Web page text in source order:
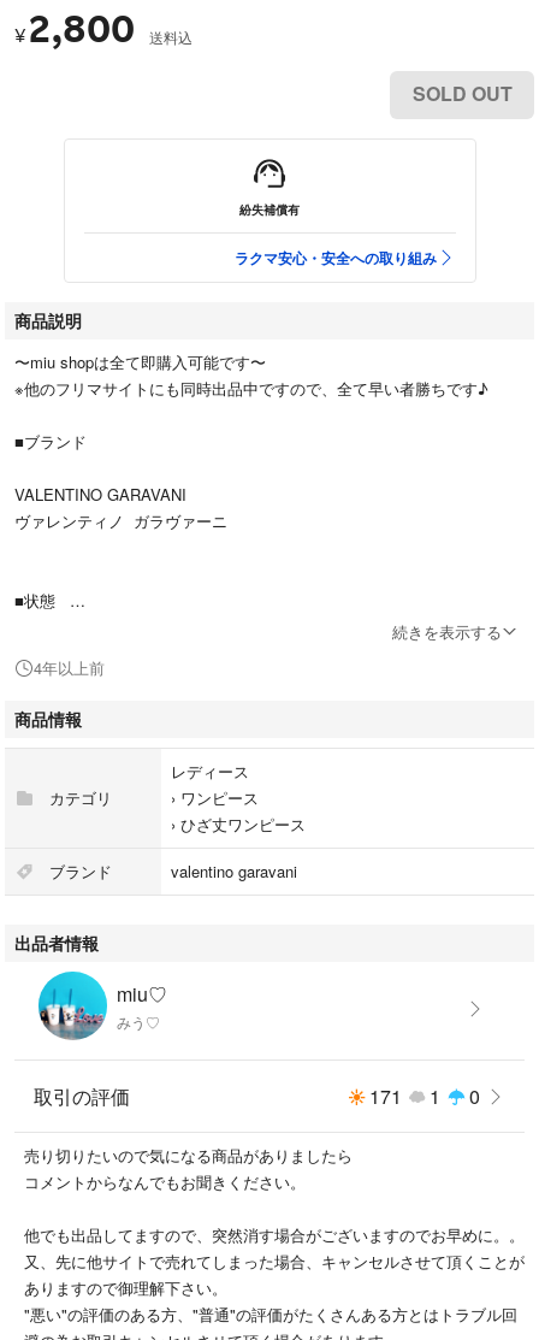
¥ 2,800 送料込
SOLD OUT
紛失補償有
ラクマ安心・安全への取り組み
商品説明
〜miu shopは全て即購入可能です〜
※他のフリマサイトにも同時出品中ですので、全て早い者勝ちです♪
■ブランド
VALENTINO GARAVANI
ヴァレンティノ ガラヴァーニ
■状態
■サイズ
表記...記載なし？ 下記採寸サイズでご確認くださいませ♪
身幅...45cm
総丈...90cm
■デザイン
ウエストもキュッとなってるので着痩せ効果があります♪
普段着からデート着、仕事着にもとても重宝する一品かと思います♡
3cm以内に収まるよう圧縮し、発送用ビニール袋に入れ発送致します♪
基本的に24時間以内発送致します！
その他、発送方法にご希望ありましたら、ご購入前にコメントいただける
と幸いです。
■タグ
この他にも、80s 90s ヴィンテージ古着、メンズライク、US古着、シャ
続きを表示する
4年以上前
商品情報
カテゴリ
レディース
› ワンピース
› ひざ丈ワンピース
ブランド valentino garavani
出品者情報
miu♡
みう♡
取引の評価 171 1 0
売り切りたいので気になる商品がありましたら
コメントからなんでもお聞きください。
他でも出品してますので、突然消す場合がございますのでお早めに。。
又、先に他サイトで売れてしまった場合、キャンセルさせて頂くことが
ありますので御理解下さい。
"悪い"の評価のある方、"普通"の評価がたくさんある方とはトラブル回